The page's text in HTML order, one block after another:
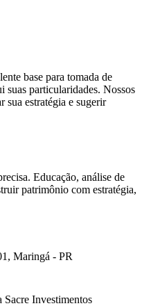
base para tomada de
suas particularidades. Nossos
sua estratégia e sugerir
Educação, análise de
patrimônio com estratégia,
Maringá - PR
Sacre Investimentos